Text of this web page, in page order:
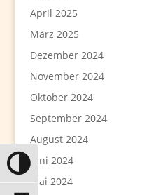
Umschalten auf hohe Kontraste
April 2025
März 2025
Dezember 2024
November 2024
Oktober 2024
September 2024
August 2024
Juni 2024
Mai 2024